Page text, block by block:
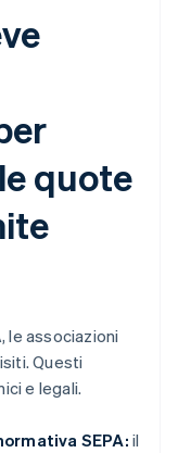
quote
le associazioni
Questi
e legali.
SEPA: il